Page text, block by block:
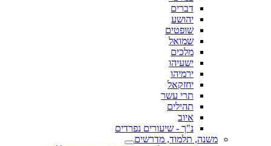
דברים
יהושע
שופטים
שמואל
מלכים
ישעיהו
ירמיהו
יחזקאל
תרי עשר
תהילים
איוב
נ"ך - שיעורים נפרדים
משנה, תלמוד, מדרשים